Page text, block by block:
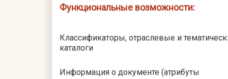
Функциональные возможности:
Классификаторы, отраслевые и
каталоги
Информация о документе (атрибуты